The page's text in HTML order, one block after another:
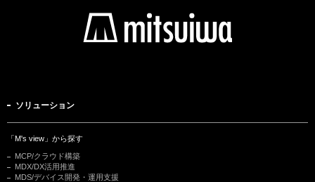
ソリューション
「M's view」から探す
MCP/クラウド構築
MDX/DX活用推進
MDS/デバイス開発・運用支援